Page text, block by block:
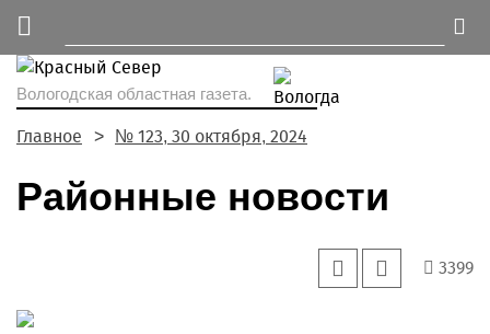
Вологодская областная газета.
Главное № 123, 30 октября, 2024
Районные новости
3399